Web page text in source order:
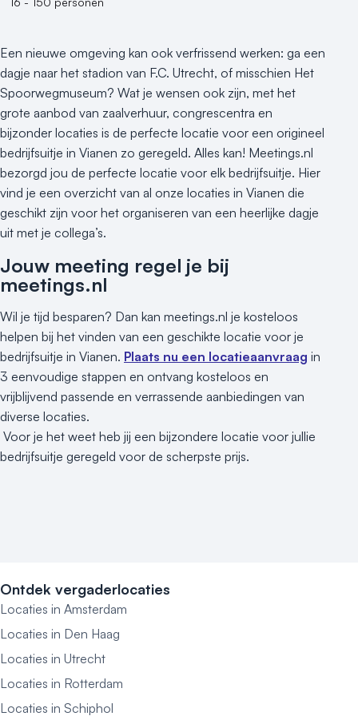
Bijzondere locaties
Duurzame locatie
Groene locatie
Heisessie
Hotel
Hybride events
Industriële locatie
Kasteel en landgoed
Kleine / intieme locatie
Locaties aan zee
Theater
Varende locatie
Een nieuwe omgeving kan ook verfrissend werken: ga een
dagje naar het stadion van F.C. Utrecht, of misschien Het
Spoorwegmuseum? Wat je wensen ook zijn, met het
grote aanbod van zaalverhuur, congrescentra en
bijzonder locaties is de perfecte locatie voor een origineel
bedrijfsuitje in Vianen zo geregeld. Alles kan! Meetings.nl
bezorgd jou de perfecte locatie voor elk bedrijfsuitje. Hier
vind je een overzicht van al onze locaties in Vianen die
geschikt zijn voor het organiseren van een heerlijke dagje
uit met je collega’s.
Jouw meeting regel je bij
meetings.nl
Wil je tijd besparen? Dan kan meetings.nl je kosteloos
helpen bij het vinden van een geschikte locatie voor je
bedrijfsuitje in Vianen. Plaats nu een locatieaanvraag in
3 eenvoudige stappen en ontvang kosteloos en
vrijblijvend passende en verrassende aanbiedingen van
diverse locaties.
Voor je het weet heb jij een bijzondere locatie voor jullie
bedrijfsuitje geregeld voor de scherpste prijs.
Ontdek vergaderlocaties
Locaties in Amsterdam
Locaties in Den Haag
Locaties in Utrecht
Locaties in Rotterdam
Locaties in Schiphol